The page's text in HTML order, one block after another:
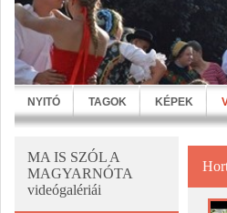
NYITÓ TAGOK KÉPEK
MA IS SZÓL A
MAGYARNÓTA
videógalériái